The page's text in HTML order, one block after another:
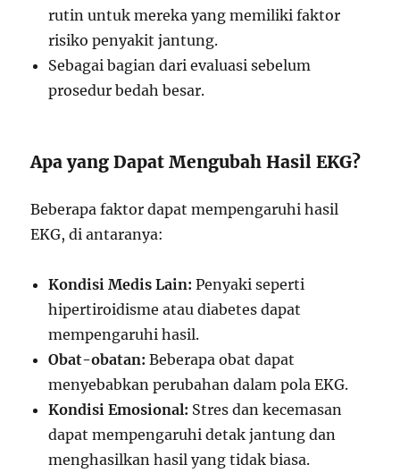
rutin untuk mereka yang memiliki faktor
risiko penyakit jantung.
Sebagai bagian dari evaluasi sebelum
prosedur bedah besar.
Apa yang Dapat Mengubah Hasil EKG?
Beberapa faktor dapat mempengaruhi hasil
EKG, di antaranya:
Kondisi Medis Lain: Penyaki seperti
hipertiroidisme atau diabetes dapat
mempengaruhi hasil.
Obat-obatan: Beberapa obat dapat
menyebabkan perubahan dalam pola EKG.
Kondisi Emosional: Stres dan kecemasan
dapat mempengaruhi detak jantung dan
menghasilkan hasil yang tidak biasa.